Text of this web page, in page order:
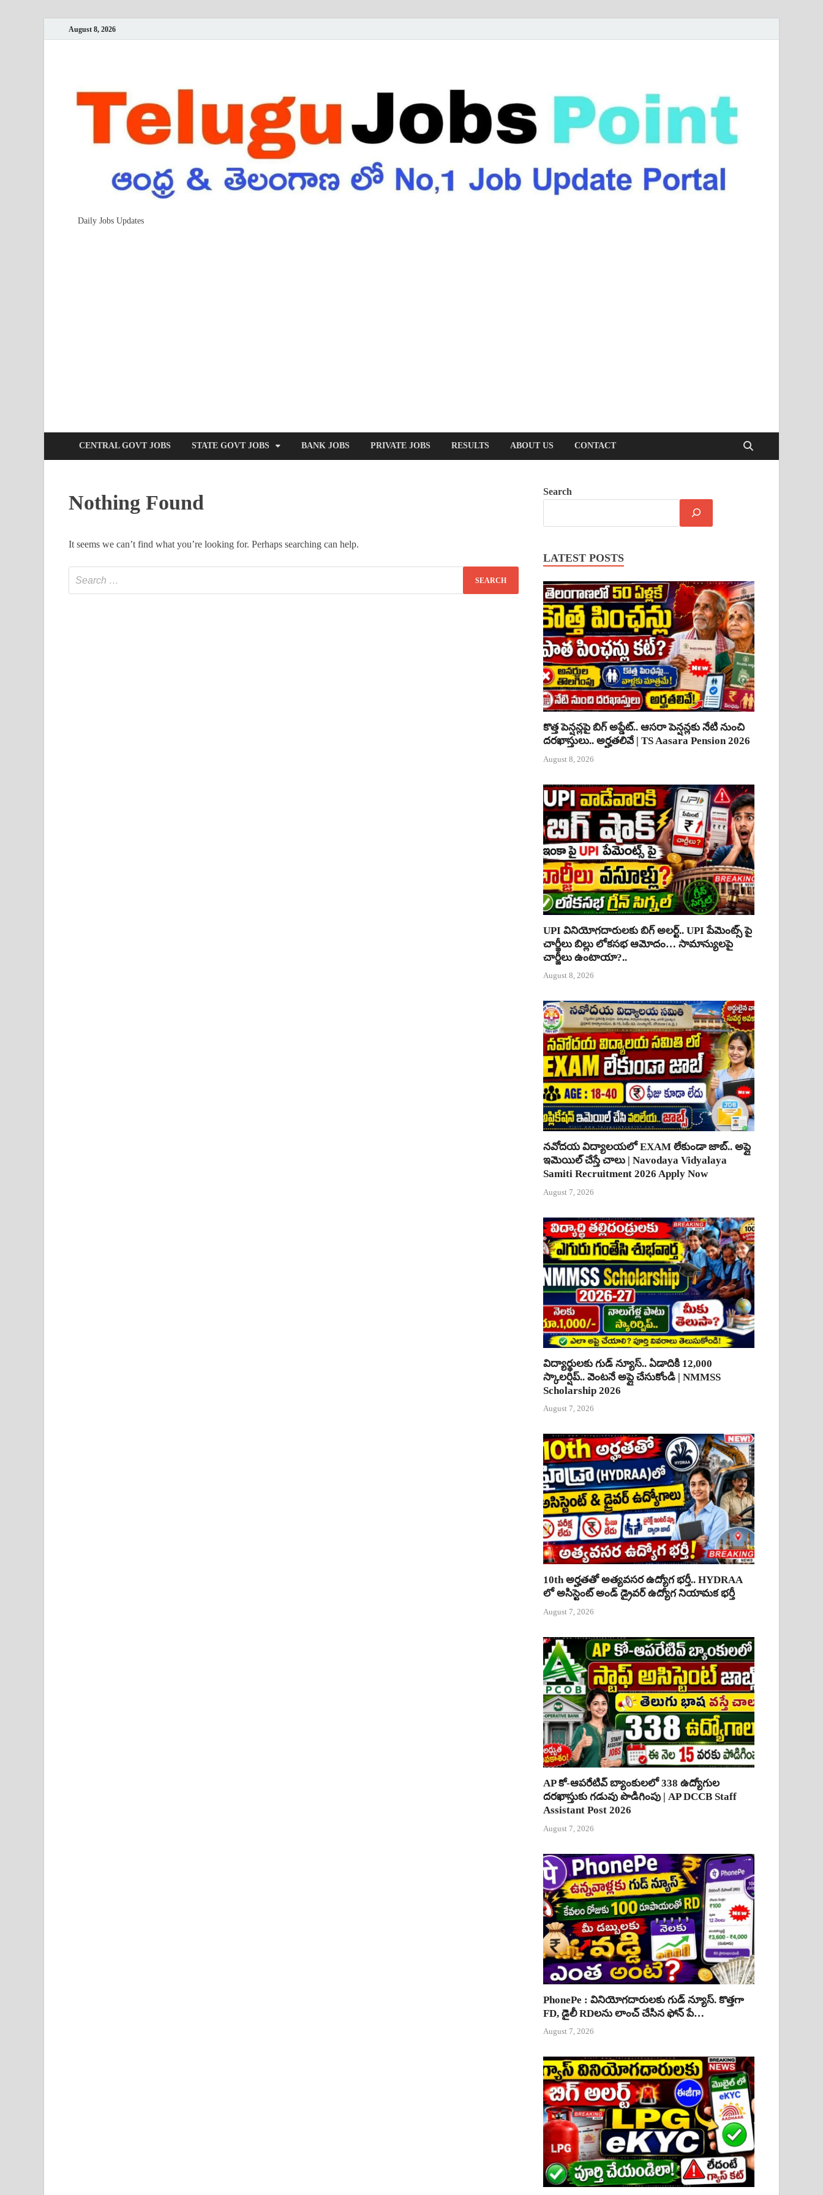
August 8, 2026
Daily Jobs Updates
CENTRAL GOVT JOBS STATE GOVT JOBS BANK JOBS PRIVATE JOBS RESULTS ABOUT US CONTACT
Nothing Found
It seems we can’t find what you’re looking for. Perhaps searching can help.
Search
LATEST POSTS
కొత్త పెన్షన్లపై బిగ్ అప్డేట్.. ఆసరా పెన్షన్లకు నేటి నుంచి
దరఖాస్తులు.. అర్హతలివే | TS Aasara Pension 2026
August 8, 2026
UPI వినియోగదారులకు బిగ్ అలర్ట్.. UPI పేమెంట్స్ పై
చార్జీలు బిల్లు లోకసభ ఆమోదం… సామాన్యులపై
చార్జీలు ఉంటాయా?..
August 8, 2026
నవోదయ విద్యాలయలో EXAM లేకుండా జాబ్.. అప్లై
ఇమెయిల్ చేస్తే చాలు | Navodaya Vidyalaya
Samiti Recruitment 2026 Apply Now
August 7, 2026
విద్యార్థులకు గుడ్ న్యూస్.. ఏడాదికి 12,000
స్కాలర్షిప్.. వెంటనే అప్లై చేసుకోండి | NMMSS
Scholarship 2026
August 7, 2026
10th అర్హతతో అత్యవసర ఉద్యోగ భర్తీ.. HYDRAA
లో అసిస్టెంట్ అండ్ డ్రైవర్ ఉద్యోగ నియామక భర్తీ
August 7, 2026
AP కో-ఆపరేటివ్ బ్యాంకులలో 338 ఉద్యోగుల
దరఖాస్తుకు గడువు పొడిగింపు | AP DCCB Staff
Assistant Post 2026
August 7, 2026
PhonePe : వినియోగదారులకు గుడ్ న్యూస్. కొత్తగా
FD, డైలీ RDలను లాంచ్ చేసిన ఫోన్ పే…
August 7, 2026